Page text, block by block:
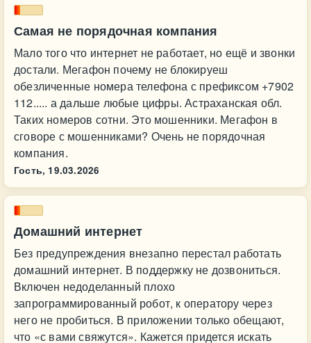
Самая не порядочная компания
Мало того что интернет не работает, но ещё и звонки
достали. Мегафон почему не блокируеш
обезличенные номера телефона с префиксом +7902
112..... а дальше любые цифры. Астраханская обл.
Таких номеров сотни. Это мошенники. Мегафон в
сговоре с мошенниками? Очень не порядочная
компания.
Гость, 19.03.2026
Домашний интернет
Без предупреждения внезапно перестал работать
домашний интернет. В поддержку не дозвониться.
Включен недоделанный плохо
запрограммированный робот, к оператору через
него не пробиться. В приложении только обещают,
что «с вами свяжутся». Кажется придется искать